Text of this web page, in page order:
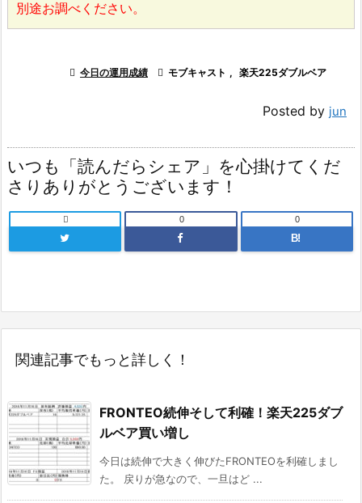
別途お調べください。
 今日の運用成績  モブキャスト , 楽天225ダブルベア
Posted by jun
いつも「読んだらシェア」を心掛けてくだ
さりありがとうございます！
 0
B!
0
関連記事でもっと詳しく！
FRONTEO続伸そして利確！楽天225ダブ
ルベア買い増し
今日は続伸で大きく伸びたFRONTEOを利確しまし
た。 戻りが急なので、一旦はど ...